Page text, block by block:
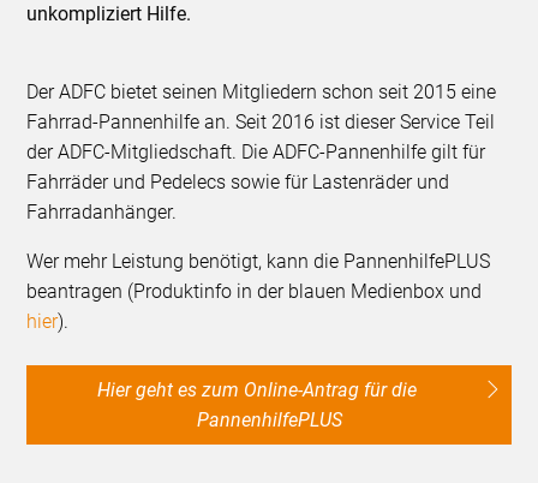
unkompliziert Hilfe.
Der ADFC bietet seinen Mitgliedern schon seit 2015 eine
Fahrrad-Pannenhilfe an. Seit 2016 ist dieser Service Teil
der ADFC-Mitgliedschaft. Die ADFC-Pannenhilfe gilt für
Fahrräder und Pedelecs sowie für Lastenräder und
Fahrradanhänger.
Wer mehr Leistung benötigt, kann die PannenhilfePLUS
beantragen (Produktinfo in der blauen Medienbox und
hier).
Hier geht es zum Online-Antrag für die
PannenhilfePLUS